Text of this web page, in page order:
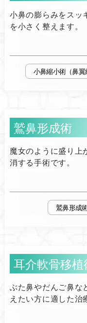
小鼻の膨らみをスッ
を小さく整えます。
小鼻縮小術（鼻
鷲鼻形成術
魔女のように盛り上
消する手術です。
鷲鼻形成
耳介軟骨移植
ぶた鼻やだんご鼻な
えたい方に適した治